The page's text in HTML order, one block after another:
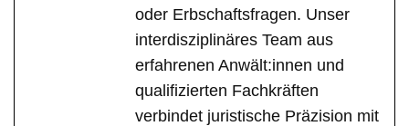
oder Erbschaftsfragen. Unser
interdisziplinäres Team aus
erfahrenen Anwält:innen und
qualifizierten Fachkräften
verbindet juristische Präzision mit